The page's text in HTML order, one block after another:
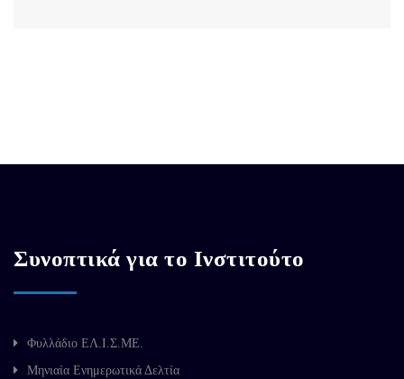
Συνοπτικά για το Ινστιτούτο
Φυλλάδιο ΕΛ.Ι.Σ.ΜΕ.
Μηνιαία Ενημερωτικά Δελτία